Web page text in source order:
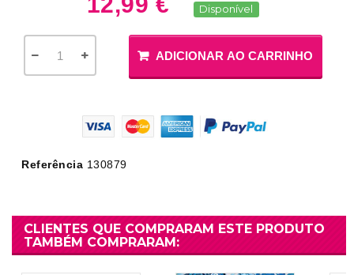
Disponível
ADICIONAR AO CARRINHO
Referência 130879
CLIENTES QUE COMPRARAM ESTE PRODUTO
TAMBÉM COMPRARAM: